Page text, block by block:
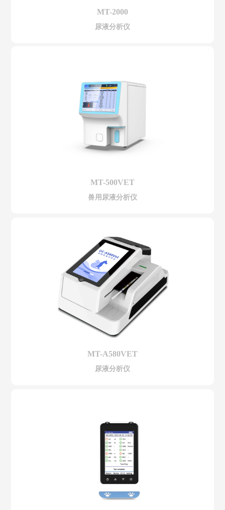
MT-2000
尿液分析仪
MT-500VET
兽用尿液分析仪
MT-A580VET
尿液分析仪